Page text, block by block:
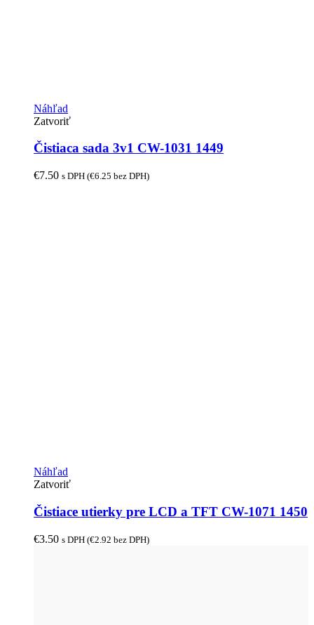
Náhľad
Zatvoriť
Čistiaca sada 3v1 CW-1031 1449
€7.50 s DPH (€6.25 bez DPH)
Náhľad
Zatvoriť
Čistiace utierky pre LCD a TFT CW-1071 1450
€3.50 s DPH (€2.92 bez DPH)